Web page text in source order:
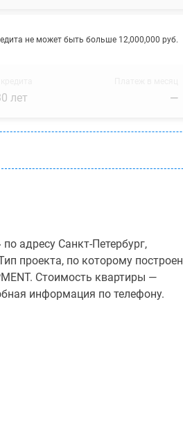
не может быть больше 12,000,000 руб.
лет —
адресу Санкт-Петербург,
проекта, по которому построен
Стоимость квартиры —
информация по телефону.